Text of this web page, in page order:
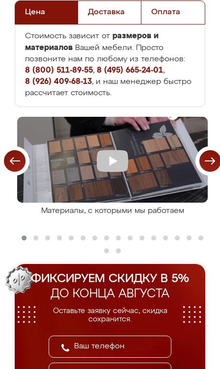
Цена Доставка Оплата
Стоимость зависит от размеров и
материалов Вашей мебели. Просто
позвоните нам по любому из телефонов:
8 (800) 511-89-55, 8 (495) 665-24-01,
8 (926) 409-68-13, и наш менеджер быстро
рассчитает стоимость.
Материалы, с которыми мы работаем
ФИКСИРУЕМ СКИДКУ В 5%
ДО КОНЦА АВГУСТА
Оставьте заявку сейчас, скидка
сохранится.